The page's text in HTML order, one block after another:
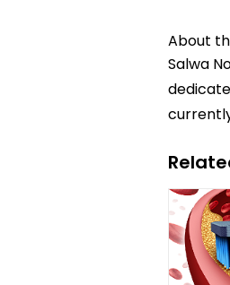
About
Salwa